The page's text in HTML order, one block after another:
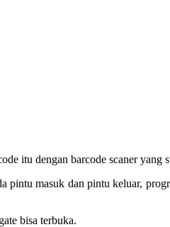
itu dengan barcode scaner yang
masuk dan pintu keluar,
bisa terbuka.